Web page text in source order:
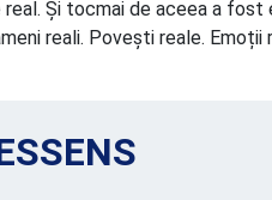
Și tocmai de aceea a fost
reali. Povești reale. Emoții